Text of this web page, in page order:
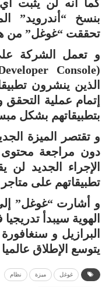
كما أنه لن يثبت
بنسخ “أندرويد”
تحققت “غوغل” من
و تعمل الشركة
الذين ينشرون
إتمام عملية
بتطبيقاتهم بشكل
و تقتصر الميزة
دون مراجعة محتوى
الإجراء الجديد
تطبيقاتهم على
و أشارت “غوغل”
البرازيل و
يتوسع الإطلاق
غوغل ميزة نظام